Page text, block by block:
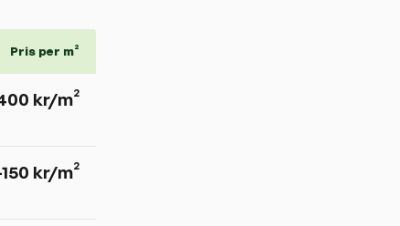
Pris per m²
kr/m²
kr/m²